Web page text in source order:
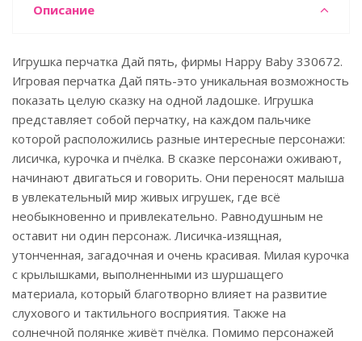
Описание
Игрушка перчатка Дай пять, фирмы Happy Baby 330672.
Игровая перчатка Дай пять-это уникальная возможность
показать целую сказку на одной ладошке. Игрушка
представляет собой перчатку, на каждом пальчике
которой расположились разные интересные персонажи:
лисичка, курочка и пчёлка. В сказке персонажи оживают,
начинают двигаться и говорить. Они переносят малыша
в увлекательный мир живых игрушек, где всё
необыкновенно и привлекательно. Равнодушным не
оставит ни один персонаж. Лисичка-изящная,
утонченная, загадочная и очень красивая. Милая курочка
с крылышками, выполненными из шуршащего
материала, который благотворно влияет на развитие
слухового и тактильного восприятия. Также на
солнечной полянке живёт пчёлка. Помимо персонажей